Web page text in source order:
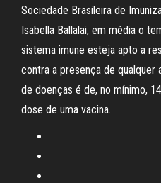
Sociedade Brasileira de
Isabella Ballalai, em média o
sistema imune esteja apto a
contra a presença de
de doenças é de, no mínimo,
dose de uma vacina.